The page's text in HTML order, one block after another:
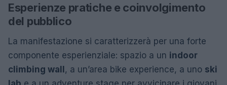
Esperienze pratiche e coinvolgimento
del pubblico
La manifestazione si caratterizzerà per una forte
componente esperienziale: spazio a un indoor
climbing wall, a un’area bike experience, a uno ski